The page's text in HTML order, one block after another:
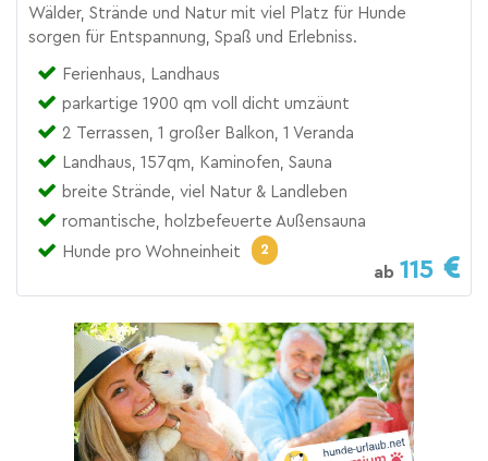
Wälder, Strände und Natur mit viel Platz für Hunde
sorgen für Entspannung, Spaß und Erlebniss.
Ferienhaus, Landhaus
parkartige 1900 qm voll dicht umzäunt
2 Terrassen, 1 großer Balkon, 1 Veranda
Landhaus, 157qm, Kaminofen, Sauna
breite Strände, viel Natur & Landleben
romantische, holzbefeuerte Außensauna
Hunde pro Wohneinheit
2
ab 115